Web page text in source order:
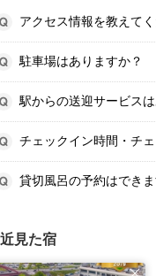
アクセス情報を教えてく
駐車場はありますか？
駅からの送迎サービス
チェックイン時間・チ
貸切風呂の予約はできま
見た宿